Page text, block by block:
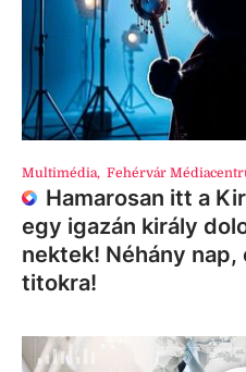
Multimédia, Fehérvár
Hamarosan itt a
egy igazán király
nektek! Néhány
titokra!